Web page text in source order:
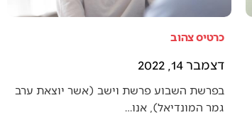
כרטיס צהוב
דצמבר 14, 2022
בפרשת השבוע פרשת וישב (אשר יוצאת ערב
גמר המונדיאל), אנו…